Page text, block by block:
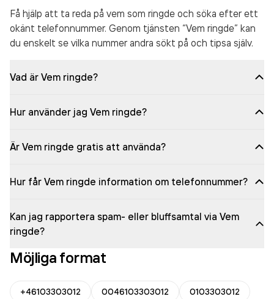
Få hjälp att ta reda på vem som ringde och söka efter ett
okänt telefonnummer. Genom tjänsten “Vem ringde” kan
du enskelt se vilka nummer andra sökt på och tipsa själv.
Vad är Vem ringde?
Hur använder jag Vem ringde?
Är Vem ringde gratis att använda?
Hur får Vem ringde information om telefonnummer?
Kan jag rapportera spam- eller bluffsamtal via Vem
ringde?
Möjliga format
+46103303012 0046103303012
0103303012